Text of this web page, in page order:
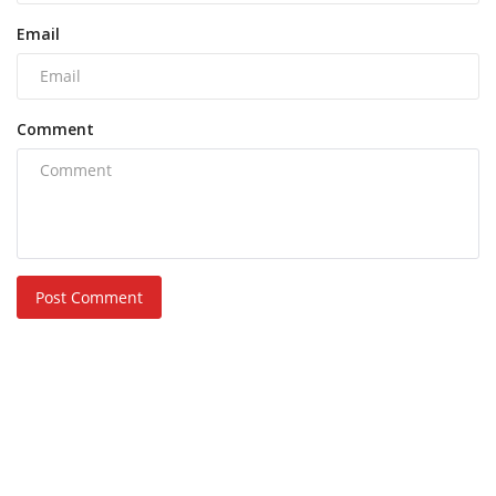
Email
Comment
Post Comment